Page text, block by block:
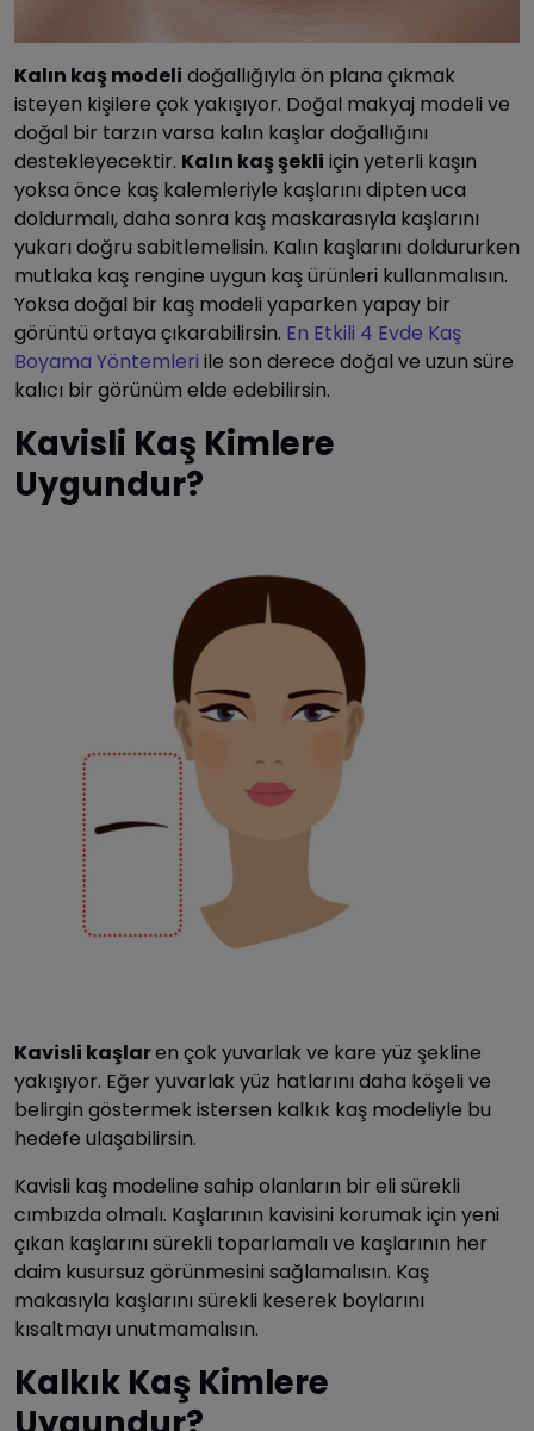
Kalın kaş modeli doğallığıyla ön plana çıkmak
isteyen kişilere çok yakışıyor. Doğal makyaj modeli ve
doğal bir tarzın varsa kalın kaşlar doğallığını
destekleyecektir. Kalın kaş şekli için yeterli kaşın
yoksa önce kaş kalemleriyle kaşlarını dipten uca
doldurmalı, daha sonra kaş maskarasıyla kaşlarını
yukarı doğru sabitlemelisin. Kalın kaşlarını doldururken
mutlaka kaş rengine uygun kaş ürünleri kullanmalısın.
Yoksa doğal bir kaş modeli yaparken yapay bir
görüntü ortaya çıkarabilirsin. En Etkili 4 Evde Kaş
Boyama Yöntemleri ile son derece doğal ve uzun süre
kalıcı bir görünüm elde edebilirsin.
Kavisli Kaş Kimlere
Uygundur?
Kavisli kaşlaren çok yuvarlak ve kare yüz şekline
yakışıyor. Eğer yuvarlak yüz hatlarını daha köşeli ve
belirgin göstermek istersen kalkık kaş modeliyle bu
hedefe ulaşabilirsin.
Kavisli kaş modeline sahip olanların bir eli sürekli
cımbızda olmalı. Kaşlarının kavisini korumak için yeni
çıkan kaşlarını sürekli toparlamalı ve kaşlarının her
daim kusursuz görünmesini sağlamalısın. Kaş
makasıyla kaşlarını sürekli keserek boylarını
kısaltmayı unutmamalısın.
Kalkık Kaş Kimlere